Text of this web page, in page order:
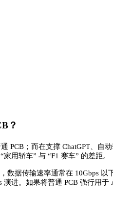
？
；而在支撑 ChatGPT、自
用轿车” 与 “F1 赛车” 的差距。
据传输速率通常在 10Gbps
进。如果将普通 PCB 强行